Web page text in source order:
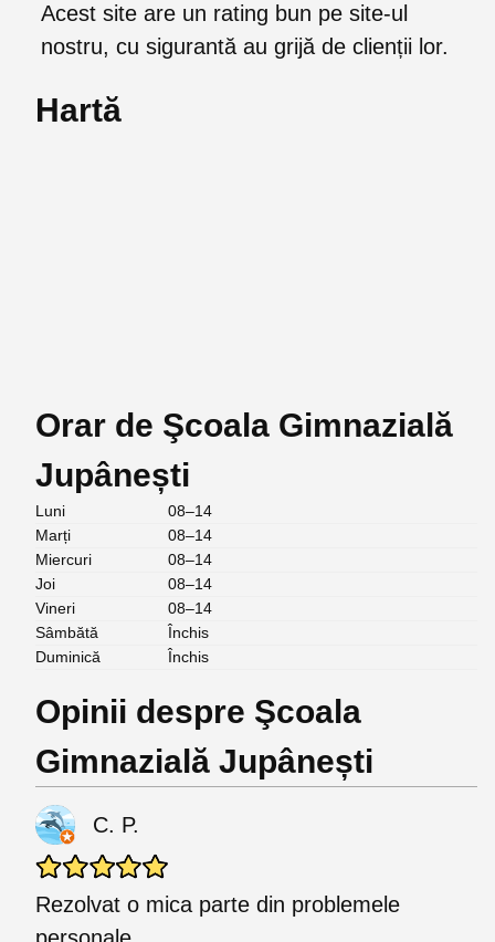
Acest site are un rating bun pe site-ul
nostru, cu sigurantă au grijă de clienții lor.
Hartă
Orar de Şcoala Gimnazială
Jupânești
Luni
08–14
Marți
08–14
Miercuri
08–14
Joi
08–14
Vineri
08–14
Sâmbătă
Închis
Duminică
Închis
Opinii despre Şcoala
Gimnazială Jupânești
C. P.
Rezolvat o mica parte din problemele